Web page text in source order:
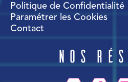
Politique de Confidentialité
Paramétrer les Cookies
Contact
Nos